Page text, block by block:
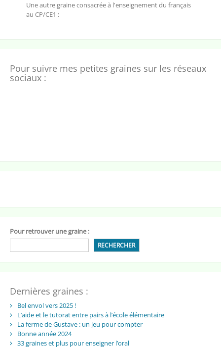
Une autre graine consacrée à l'enseignement du français
au CP/CE1 :
Pour suivre mes petites graines sur les réseaux
sociaux :
Pour retrouver une graine :
RECHERCHER
Dernières graines :
Bel envol vers 2025 !
L’aide et le tutorat entre pairs à l’école élémentaire
La ferme de Gustave : un jeu pour compter
Bonne année 2024
33 graines et plus pour enseigner l’oral